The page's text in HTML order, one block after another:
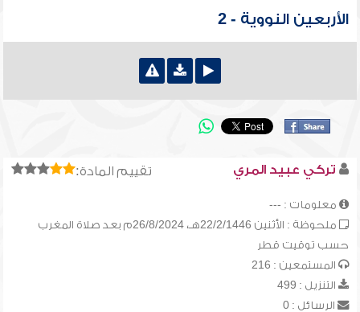
الأربعين النووية - 2
تقييم المادة: تركي عبيد المري
معلومات : ---
ملحوظة : الأثنين 22/2/1446هـ، 26/8/2024م بعد صلاة المغرب
حسب توقيت قطر
المستمعين : 216
التنزيل : 499
الرسائل : 0